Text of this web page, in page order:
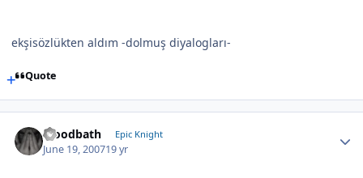
ekşisözlükten aldım -dolmuş diyalogları-
Quote
bloodbath Epic Knight
June 19, 200719 yr